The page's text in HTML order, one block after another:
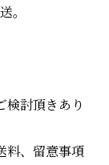
。
検討頂きあり
料、留意事項